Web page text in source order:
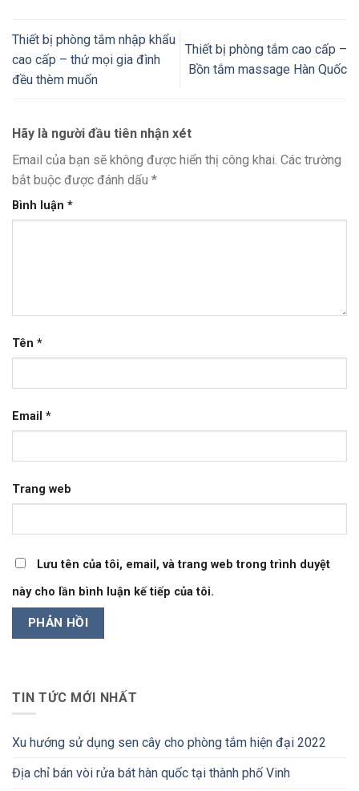
Thiết bị phòng tắm nhập khẩu
cao cấp – thứ mọi gia đình
đều thèm muốn
Thiết bị phòng tắm cao cấp –
Bồn tắm massage Hàn Quốc
Hãy là người đầu tiên nhận xét
Email của bạn sẽ không được hiển thị công khai. Các trường
bắt buộc được đánh dấu *
Bình luận *
Tên *
Email *
Trang web
Lưu tên của tôi, email, và trang web trong trình duyệt
này cho lần bình luận kế tiếp của tôi.
TIN TỨC MỚI NHẤT
Xu hướng sử dụng sen cây cho phòng tắm hiện đại 2022
Địa chỉ bán vòi rửa bát hàn quốc tại thành phố Vinh